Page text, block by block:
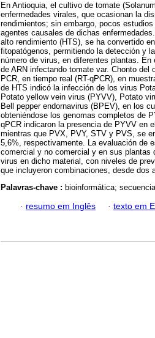
En Antioquia, el cultivo de tomate
enfermedades virales, que ocasionan la
rendimientos; sin embargo, pocos
agentes causales de dichas
alto rendimiento (HTS), se ha convertido
fitopatógenos, permitiendo la detección y
número de virus, en diferentes plantas.
de ARN infectando tomate var. Chonto del
PCR, en tiempo real (RT-qPCR), en
de HTS indicó la infección de los virus
Potato yellow vein virus (PYVV), Potato
Bell pepper endornavirus (BPEV), en los
obteniéndose los genomas completos de
qPCR indicaron la presencia de PYVV en
mientras que PVX, PVY, STV y PVS, se
5,6%, respectivamente. La evaluación de
comercial y no comercial y en sus plantas
virus en dicho material, con niveles de
que incluyeron combinaciones, desde dos
Palavras-chave : bioinformática;
· resumo em Inglês · texto em